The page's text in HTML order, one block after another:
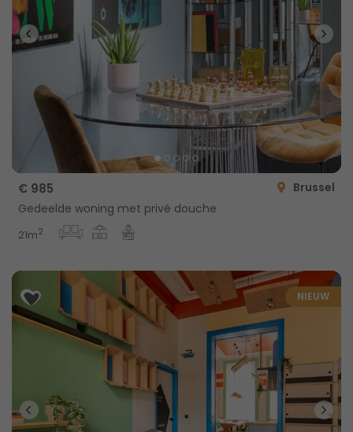
€ 985
Brussel
Gedeelde woning met privé douche
21m2
NIEUW